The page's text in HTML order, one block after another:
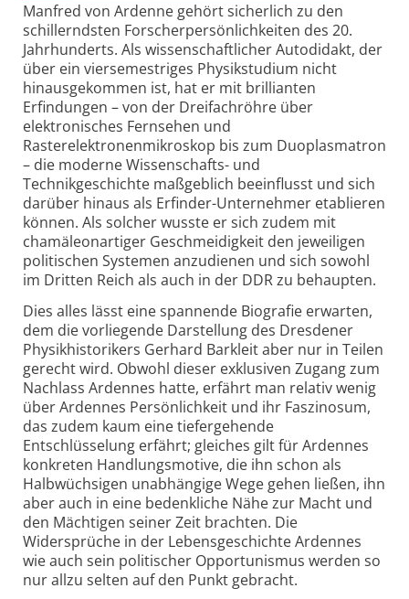
Manfred von Ardenne gehört sicherlich zu den
schillerndsten Forscherpersönlichkeiten des 20.
Jahrhunderts. Als wissenschaftlicher Autodidakt, der
über ein viersemestriges Physikstudium nicht
hinausgekommen ist, hat er mit brillianten
Erfindungen – von der Dreifachröhre über
elektronisches Fernsehen und
Rasterelektronenmikroskop bis zum Duoplasmatron
– die moderne Wissenschafts- und
Technikgeschichte maßgeblich beeinflusst und sich
darüber hinaus als Erfinder-Unternehmer etablieren
können. Als solcher wusste er sich zudem mit
chamäleonartiger Geschmeidigkeit den jeweiligen
politischen Systemen anzudienen und sich sowohl
im Dritten Reich als auch in der DDR zu behaupten.
Dies alles lässt eine spannende Biografie erwarten,
dem die vorliegende Darstellung des Dresdener
Physikhistorikers Gerhard Barkleit aber nur in Teilen
gerecht wird. Obwohl dieser exklusiven Zugang zum
Nachlass Ardennes hatte, erfährt man relativ wenig
über Ardennes Persönlichkeit und ihr Faszinosum,
das zudem kaum eine tiefergehende
Entschlüsselung erfährt; gleiches gilt für Ardennes
konkreten Handlungsmotive, die ihn schon als
Halbwüchsigen unabhängige Wege gehen ließen, ihn
aber auch in eine bedenkliche Nähe zur Macht und
den Mächtigen seiner Zeit brachten. Die
Widersprüche in der Lebensgeschichte Ardennes
wie auch sein politischer Opportunismus werden so
nur allzu selten auf den Punkt gebracht.